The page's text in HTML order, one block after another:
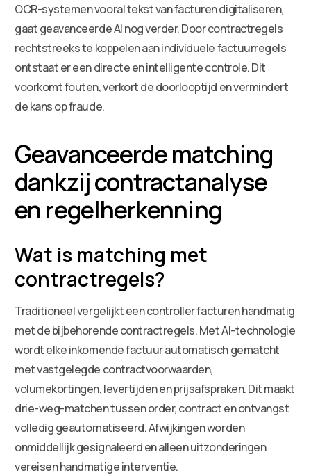
OCR-systemen vooral tekst van facturen digitaliseren,
gaat geavanceerde AI nog verder. Door contractregels
rechtstreeks te koppelen aan individuele factuurregels
ontstaat er een directe en intelligente controle. Dit
voorkomt fouten, verkort de doorlooptijd en vermindert
de kans op fraude.
Geavanceerde matching
dankzij contractanalyse
en regelherkenning
Wat is matching met
contractregels?
Traditioneel vergelijkt een controller facturen handmatig
met de bijbehorende contractregels. Met AI-technologie
wordt elke inkomende factuur automatisch gematcht
met vastgelegde contractvoorwaarden,
volumekortingen, levertijden en prijsafspraken. Dit maakt
drie-weg-matchen tussen order, contract en ontvangst
volledig geautomatiseerd. Afwijkingen worden
onmiddellijk gesignaleerd en alleen uitzonderingen
vereisen handmatige interventie.